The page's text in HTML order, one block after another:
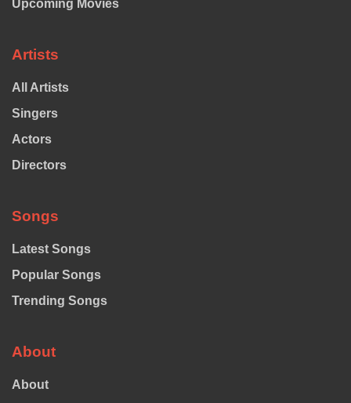
Upcoming Movies
Artists
All Artists
Singers
Actors
Directors
Songs
Latest Songs
Popular Songs
Trending Songs
About
About